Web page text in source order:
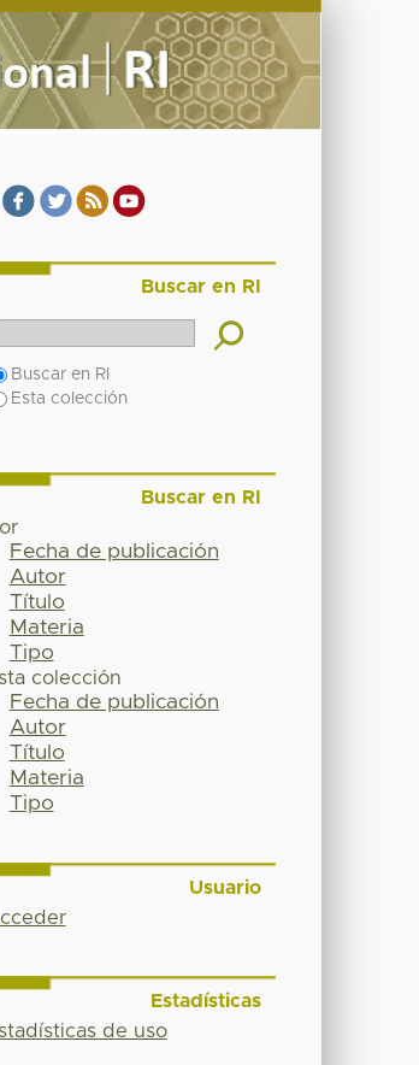
Buscar en RI
Buscar en RI
Esta colección
Buscar en RI
Fecha de publicación
Autor
Título
Materia
Tipo
colección
Fecha de publicación
Autor
Título
Materia
Tipo
Usuario
Estadísticas
de uso